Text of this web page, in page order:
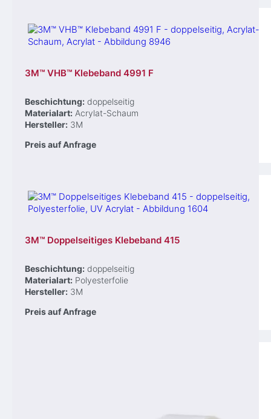
3M™ VHB™ Klebeband 4991 F
Beschichtung: doppelseitig
Materialart: Acrylat-Schaum
Hersteller: 3M
Preis auf Anfrage
3M™ Doppelseitiges Klebeband 415
Beschichtung: doppelseitig
Materialart: Polyesterfolie
Hersteller: 3M
Preis auf Anfrage